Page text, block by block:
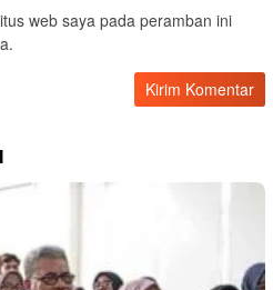
web saya pada peramban ini